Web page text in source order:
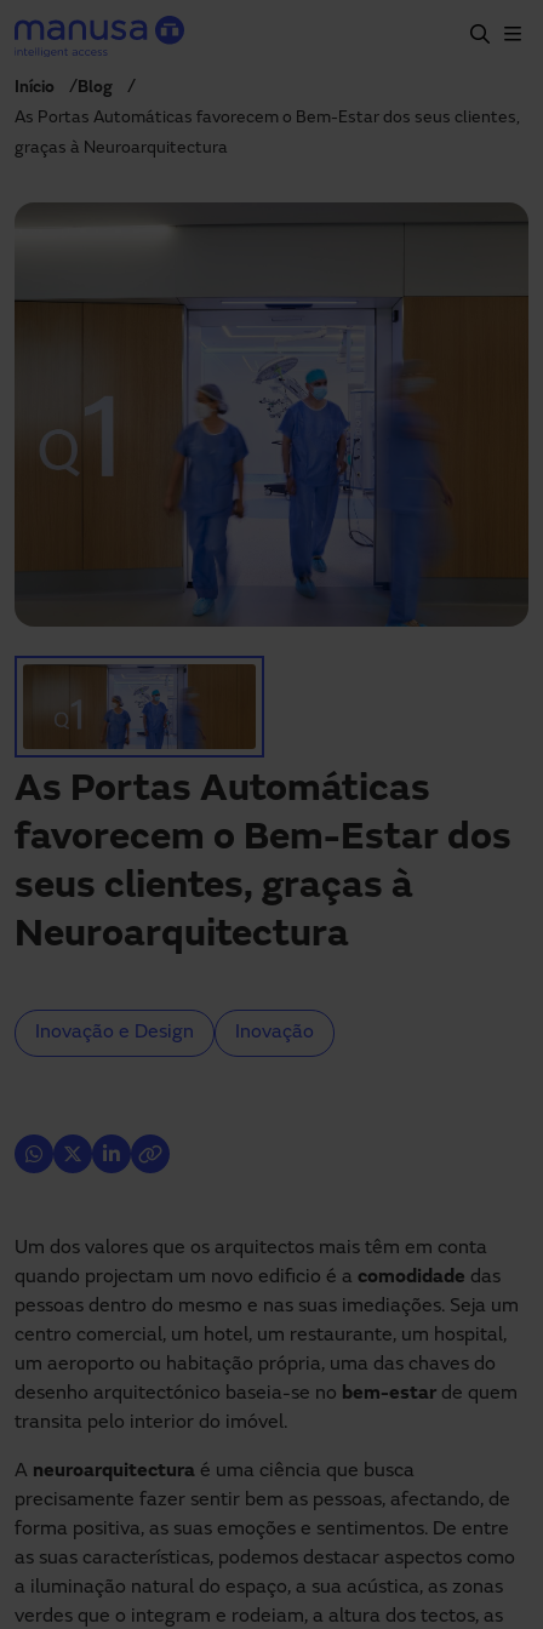
Passar para o conteúdo principal
Produtos e setores
Serviços
Projetos
Sobre nós
PT-PT
+351 214 787 270
Precisa de assistência?
Início
Blog
As Portas Automáticas favorecem o Bem-Estar dos seus clientes,
graças à Neuroarquitectura
As Portas Automáticas
favorecem o Bem-Estar dos
seus clientes, graças à
Neuroarquitectura
Inovação e Design Inovação
Um dos valores que os arquitectos mais têm em conta
quando projectam um novo edificio é a comodidade das
pessoas dentro do mesmo e nas suas imediações. Seja um
centro comercial, um hotel, um restaurante, um hospital,
um aeroporto ou habitação própria, uma das chaves do
desenho arquitectónico baseia-se no bem-estar de quem
transita pelo interior do imóvel.
A neuroarquitectura é uma ciência que busca
precisamente fazer sentir bem as pessoas, afectando, de
forma positiva, as suas emoções e sentimentos. De entre
as suas características, podemos destacar aspectos como
a iluminação natural do espaço, a sua acústica, as zonas
verdes que o integram e rodeiam, a altura dos tectos, as